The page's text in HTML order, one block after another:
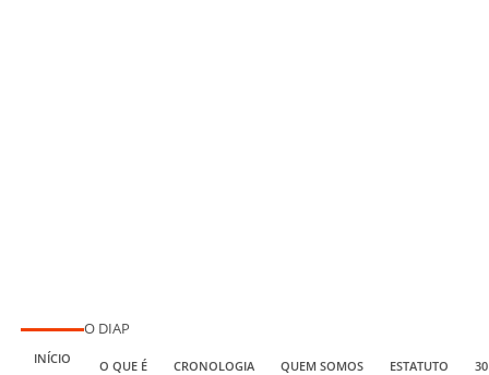
INÍCIO
O DIAP
O QUE É CRONOLOGIA QUEM SOMOS ESTATUTO